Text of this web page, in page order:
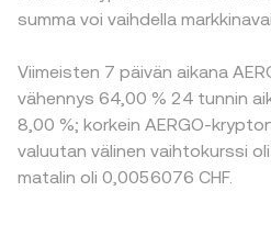
summa voi vaihdella
Viimeisten 7 päivän aikana
vähennys 64,00 % 24 tunnin
8,00 %; korkein AERGO-
valuutan välinen vaihtokurssi
matalin oli 0,0056076 CHF.